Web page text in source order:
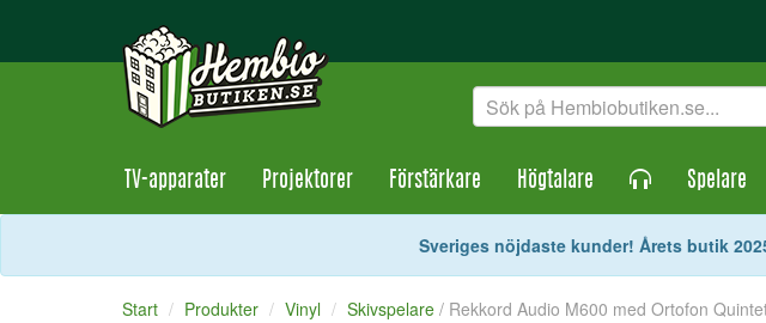
TV-apparater Projektorer Förstärkare Högtalare Spelare
Sveriges nöjdaste kunder! Årets butik
Start Produkter Vinyl Skivspelare / Rekkord Audio M600 med Ortofon